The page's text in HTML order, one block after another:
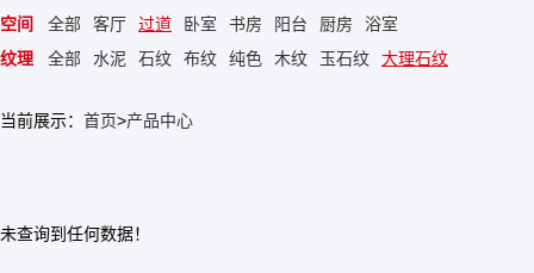
空间
全部 客厅 过道 卧室 书房 阳台 厨房
浴室
纹理
全部 水泥 石纹 布纹 纯色 木纹 玉石纹 大理石纹
当前展示： 首页>产品中心
未查询到任何数据！